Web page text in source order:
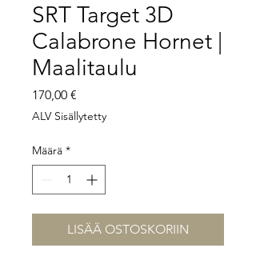
SRT Target 3D
Calabrone Hornet |
Maalitaulu
170,00 €
ALV Sisällytetty
Määrä *
LISÄÄ OSTOSKORIIN